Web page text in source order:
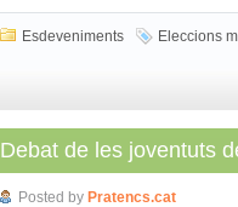
Esdeveniments Eleccions
Debat de les joventuts
Posted by Pratencs.cat